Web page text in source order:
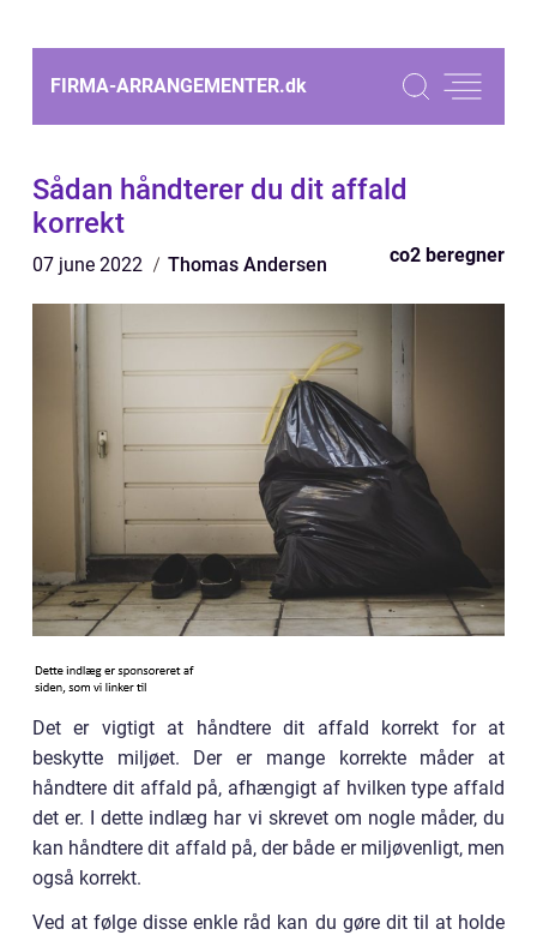
FIRMA-ARRANGEMENTER.dk
Sådan håndterer du dit affald
korrekt
07 june 2022 Thomas Andersen co2 beregner
Det er vigtigt at håndtere dit affald korrekt for at
beskytte miljøet. Der er mange korrekte måder at
håndtere dit affald på, afhængigt af hvilken type affald
det er. I dette indlæg har vi skrevet om nogle måder, du
kan håndtere dit affald på, der både er miljøvenligt, men
også korrekt.
Ved at følge disse enkle råd kan du gøre dit til at holde